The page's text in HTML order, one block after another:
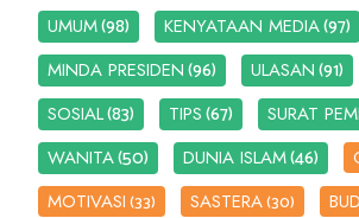
UMUM(98) KENYATAAN MEDIA(97)
MINDA PRESIDEN(96) ULASAN(91)
SOSIAL(83) TIPS(67) SURAT
WANITA(50) DUNIA ISLAM(46)
MOTIVASI(33) SASTERA(30)